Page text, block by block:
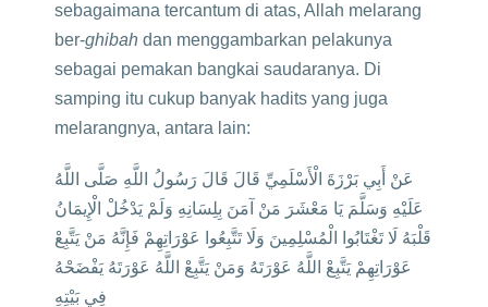
sebagaimana tercantum di atas, Allah melarang
ber-ghibah dan menggambarkan pelakunya
sebagai pemakan bangkai saudaranya. Di
samping itu cukup banyak hadits yang juga
melarangnya, antara lain:
عَنْ أَبِي بَرْزَةَ الْأَسْلَمِيِّ قَالَ قَالَ رَسُولُ اللَّهِ صَلَّى اللَّهُ
عَلَيْهِ وَسَلَّمَ يَا مَعْشَرَ مَنْ آمَنَ بِلِسَانِهِ وَلَمْ يَدْخُلْ الْإِيمَانُ
قَلْبَهُ لَا تَغْتَابُوا الْمُسْلِمِينَ وَلَا تَتَّبِعُوا عَوْرَاتِهِمْ فَإِنَّهُ مَنْ يَتَّبِعْ
عَوْرَاتِهِمْ يَتَّبِعْ اللَّهُ عَوْرَتَهُ وَمَنْ يَتَّبِعْ اللَّهُ عَوْرَتَهُ يَفْضَحْهُ
فِي بَيْتِهِ